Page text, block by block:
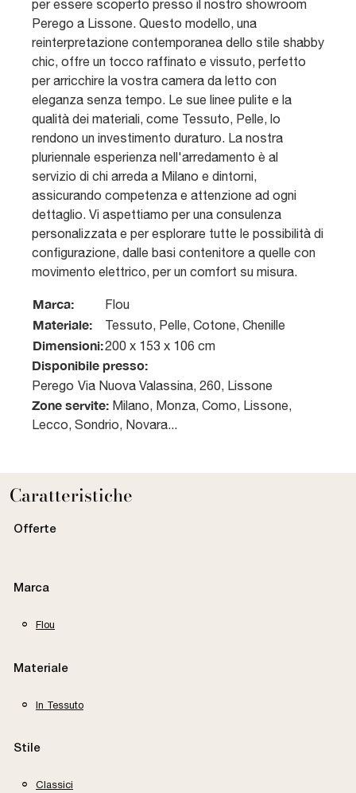
per essere scoperto presso il nostro showroom
Perego a Lissone. Questo modello, una
reinterpretazione contemporanea dello stile shabby
chic, offre un tocco raffinato e vissuto, perfetto
per arricchire la vostra camera da letto con
eleganza senza tempo. Le sue linee pulite e la
qualità dei materiali, come Tessuto, Pelle, lo
rendono un investimento duraturo. La nostra
pluriennale esperienza nell'arredamento è al
servizio di chi arreda a Milano e dintorni,
assicurando competenza e attenzione ad ogni
dettaglio. Vi aspettiamo per una consulenza
personalizzata e per esplorare tutte le possibilità di
configurazione, dalle basi contenitore a quelle con
movimento elettrico, per un comfort su misura.
Marca: Flou
Materiale: Tessuto, Pelle, Cotone, Chenille
Dimensioni:200 x 153 x 106 cm
Disponibile presso:
Perego Via Nuova Valassina, 260, Lissone
Zone servite: Milano, Monza, Como, Lissone,
Lecco, Sondrio, Novara...
Caratteristiche
Offerte
Marca
Flou
Materiale
In Tessuto
Stile
Classici